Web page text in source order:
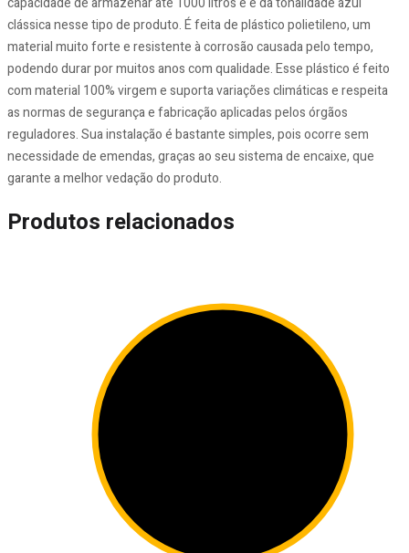
clássica nesse tipo de produto. É feita de plástico polietileno, um
material muito forte e resistente à corrosão causada pelo tempo,
podendo durar por muitos anos com qualidade. Esse plástico é feito
com material 100% virgem e suporta variações climáticas e respeita
as normas de segurança e fabricação aplicadas pelos órgãos
reguladores. Sua instalação é bastante simples, pois ocorre sem
necessidade de emendas, graças ao seu sistema de encaixe, que
garante a melhor vedação do produto.
Produtos relacionados